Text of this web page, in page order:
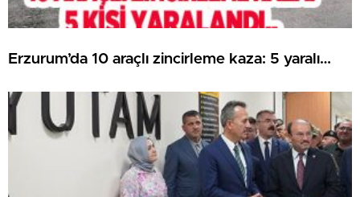
Erzurum’da 10 araçlı zincirleme kaza: 5 yaralı…